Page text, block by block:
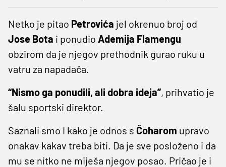
Netko je pitao Petrovića jel okrenuo broj od
Jose Bota i ponudio Ademija Flamengu
obzirom da je njegov prethodnik gurao ruku u
vatru za napadača.
“Nismo ga ponudili, ali dobra ideja”, prihvatio je
šalu sportski direktor.
Saznali smo I kako je odnos s Čoharom upravo
onakav kakav treba biti. Da je sve posloženo i da
mu se nitko ne miješa njegov posao. Pričao je i